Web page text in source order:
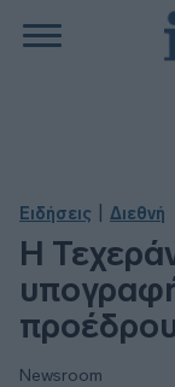
Ειδήσεις Διεθνή
Η
Newsroom